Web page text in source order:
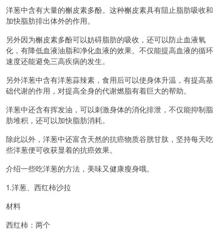
洋葱中含有大量的槲皮素多酚。这种槲皮素具有阻止脂肪吸收和
加快脂肪排出体外的作用。
另外因为槲皮素多酚可以妨碍脂肪的吸收，还可以防止血液氧
化，有降低血液油脂和净化血液的效果。不仅能提高血液的循环
速度还能避免三高疾病的发生。
另外洋葱中含有洋葱蒜辣素，食用后可以使身体升温，有提高基
础代谢的作用，对提高全身的代谢燃脂有着巨大的帮助。
洋葱中还含有挥发油，可以刺激身体的消化排泄，不仅能抑制脂
肪堆积，还可以加快脂肪消耗。
除此以外，洋葱中还富含天然的抗癌物质谷胱甘肽，坚持每天吃
些洋葱便可收获显着的抗癌效果。
介绍一些吃洋葱的方法，美味又健康瘦身哦。
1.洋葱、西红柿沙拉
材料
西红柿：两个